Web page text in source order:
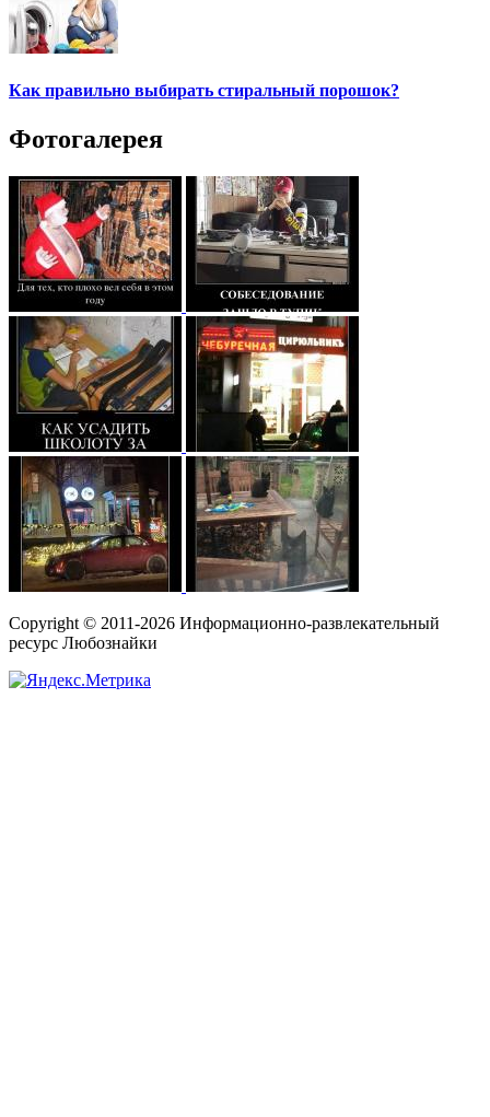
Как правильно выбирать стиральный порошок?
Фотогалерея
Copyright © 2011-2026 Информационно-развлекательный
ресурс Любознайки